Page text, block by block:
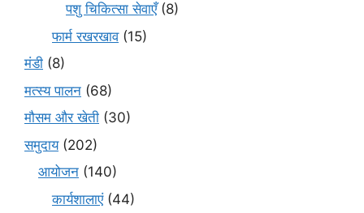
पशु चिकित्सा सेवाएँ(8)
फार्म रखरखाव(15)
मंडी (8)
मत्स्य पालन (68)
मौसम और खेती (30)
समुदाय(202)
आयोजन (140)
कार्यशालाएं(44)